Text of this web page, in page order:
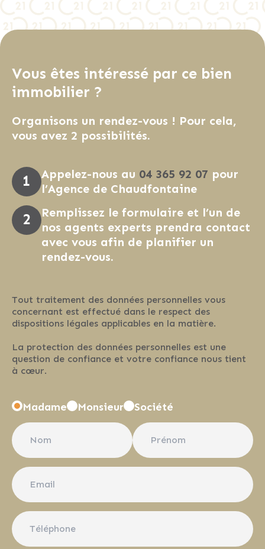
Vous êtes intéressé par ce bien
immobilier ?
Organisons un rendez-vous ! Pour cela,
vous avez 2 possibilités.
Appelez-nous au 04 365 92 07 pour
l’Agence de Chaudfontaine
Remplissez le formulaire et l’un de
nos agents experts prendra contact
avec vous afin de planifier un
rendez-vous.
Tout traitement des données personnelles vous
concernant est effectué dans le respect des
dispositions légales applicables en la matière.
La protection des données personnelles est une
question de confiance et votre confiance nous tient
à cœur.
Madame Monsieur Société